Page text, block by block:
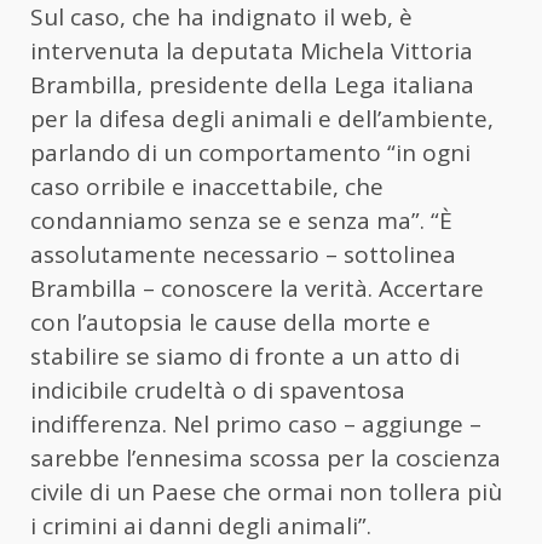
Sul caso, che ha indignato il web, è
intervenuta la deputata Michela Vittoria
Brambilla, presidente della Lega italiana
per la difesa degli animali e dell’ambiente,
parlando di un comportamento “in ogni
caso orribile e inaccettabile, che
condanniamo senza se e senza ma”. “È
assolutamente necessario – sottolinea
Brambilla – conoscere la verità. Accertare
con l’autopsia le cause della morte e
stabilire se siamo di fronte a un atto di
indicibile crudeltà o di spaventosa
indifferenza. Nel primo caso – aggiunge –
sarebbe l’ennesima scossa per la coscienza
civile di un Paese che ormai non tollera più
i crimini ai danni degli animali”.